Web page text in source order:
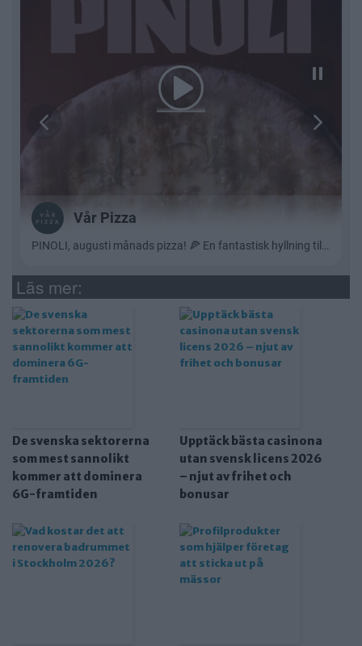
Läs mer:
De svenska sektorerna
som mest sannolikt
kommer att dominera
6G-framtiden
Upptäck bästa casinona
utan svensk licens 2026
– njut av frihet och
bonusar